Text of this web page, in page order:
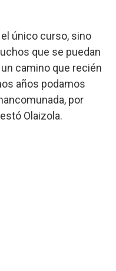
único curso, sino
que se puedan
camino que recién
años podamos
por
Olaizola.